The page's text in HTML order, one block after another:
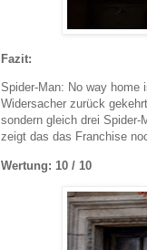
Fazit:
Spider-Man: No way home
Widersacher zurück
sondern gleich drei
zeigt das das Franchise
Wertung: 10 / 10